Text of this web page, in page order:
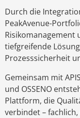
Durch die
PeakAvenue-
Risikomanagement
tiefgreifende
Prozesssicherheit
Gemeinsam mit
und OSSENO
Plattform, die
verbindet –